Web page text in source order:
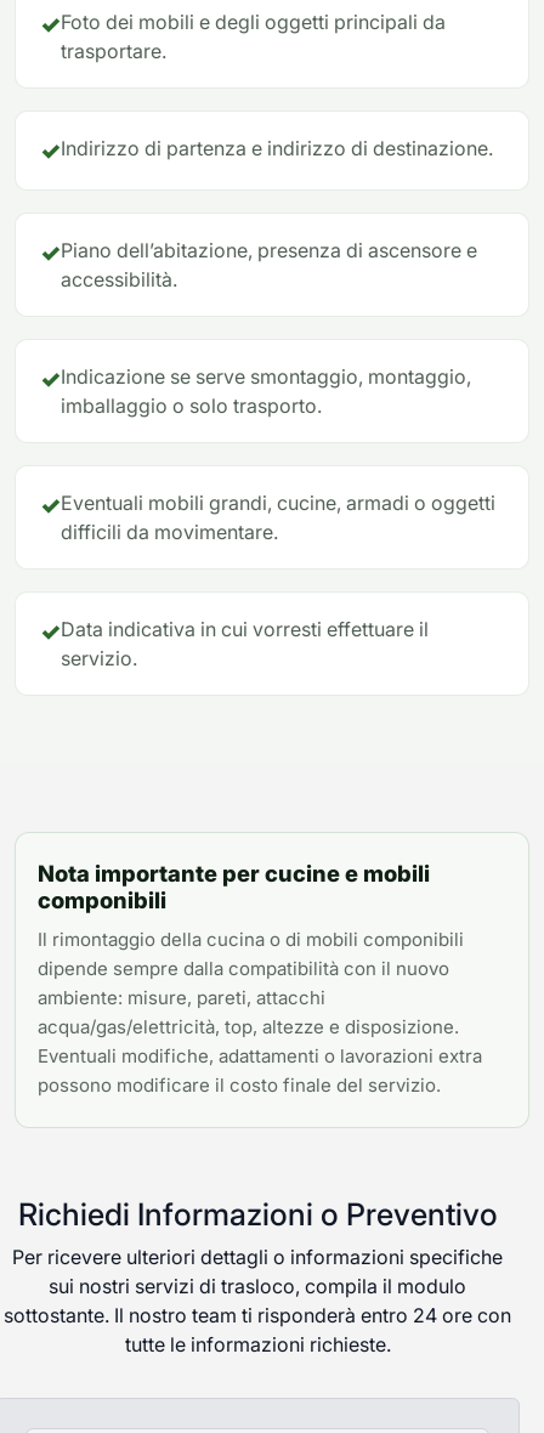
✓Foto dei mobili e degli oggetti principali da
trasportare.
✓Indirizzo di partenza e indirizzo di destinazione.
✓Piano dell’abitazione, presenza di ascensore e
accessibilità.
✓Indicazione se serve smontaggio, montaggio,
imballaggio o solo trasporto.
✓Eventuali mobili grandi, cucine, armadi o oggetti
difficili da movimentare.
✓Data indicativa in cui vorresti effettuare il
servizio.
Nota importante per cucine e mobili
componibili
Il rimontaggio della cucina o di mobili componibili
dipende sempre dalla compatibilità con il nuovo
ambiente: misure, pareti, attacchi
acqua/gas/elettricità, top, altezze e disposizione.
Eventuali modifiche, adattamenti o lavorazioni extra
possono modificare il costo finale del servizio.
Richiedi Informazioni o Preventivo
Per ricevere ulteriori dettagli o informazioni specifiche
sui nostri servizi di trasloco, compila il modulo
sottostante. Il nostro team ti risponderà entro 24 ore con
tutte le informazioni richieste.